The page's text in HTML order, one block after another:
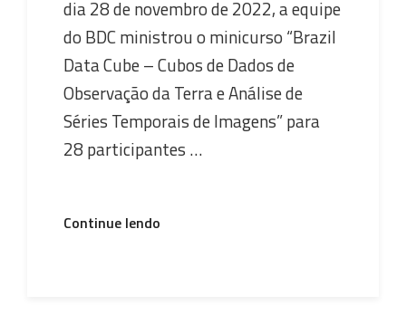
dia 28 de novembro de 2022, a equipe
do BDC ministrou o minicurso “Brazil
Data Cube – Cubos de Dados de
Observação da Terra e Análise de
Séries Temporais de Imagens” para
28 participantes …
Continue lendo